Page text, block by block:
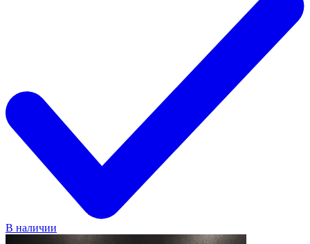
В наличии